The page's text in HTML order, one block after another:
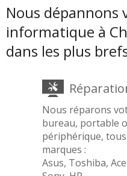
Nous dépannons
informatique à
dans les plus
Nous réparons
bureau, portable
périphérique,
marques :
Asus, Toshiba,